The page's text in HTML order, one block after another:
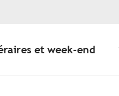
et week-end